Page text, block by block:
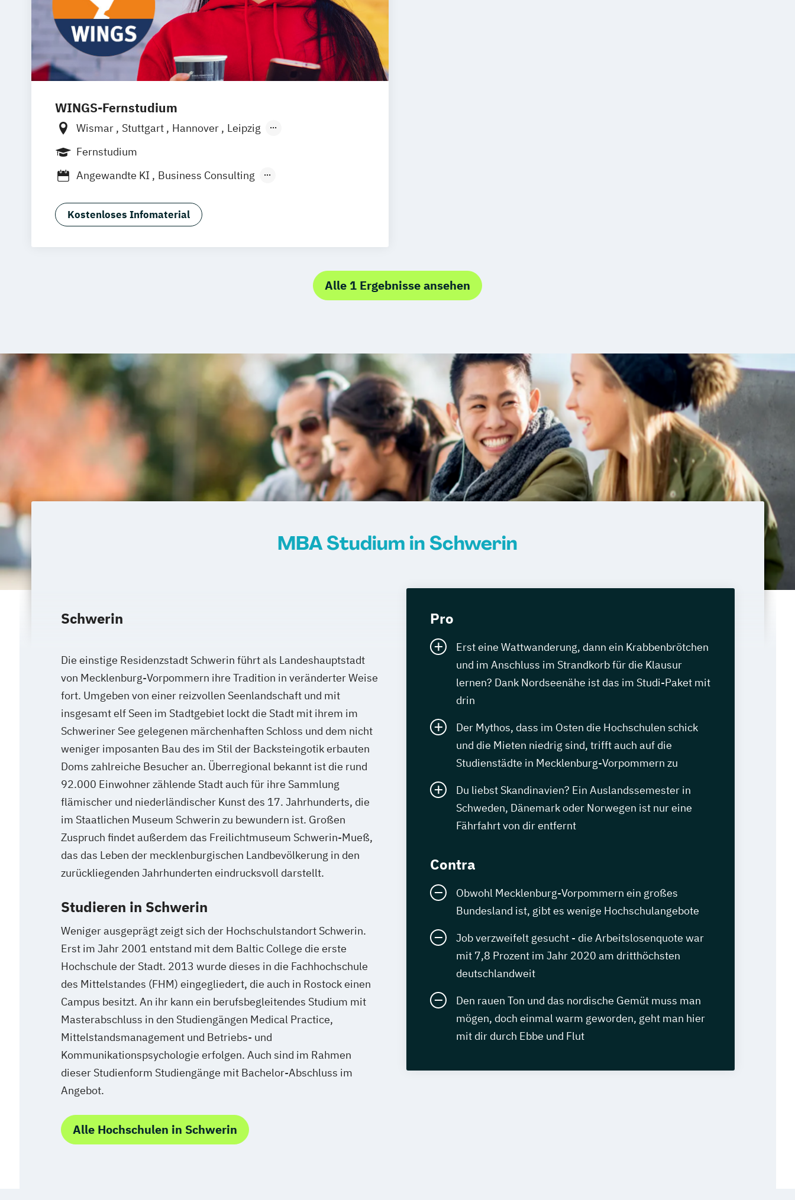
WINGS-Fernstudium
Wismar Stuttgart Hannover
Leipzig
Frankfurt am Main
Fernstudium
Angewandte KI
Business Consulting
Human Resource Management
International Logistics & Trade
Kostenloses Infomaterial
Alle 1 Ergebnisse ansehen
MBA Studium in Schwerin
Schwerin
Die einstige Residenzstadt Schwerin führt als Landeshauptstadt
von Mecklenburg-Vorpommern ihre Tradition in veränderter Weise
fort. Umgeben von einer reizvollen Seenlandschaft und mit
insgesamt elf Seen im Stadtgebiet lockt die Stadt mit ihrem im
Schweriner See gelegenen märchenhaften Schloss und dem nicht
weniger imposanten Bau des im Stil der Backsteingotik erbauten
Doms zahlreiche Besucher an. Überregional bekannt ist die rund
92.000 Einwohner zählende Stadt auch für ihre Sammlung
flämischer und niederländischer Kunst des 17. Jahrhunderts, die
im Staatlichen Museum Schwerin zu bewundern ist. Großen
Zuspruch findet außerdem das Freilichtmuseum Schwerin-Mueß,
das das Leben der mecklenburgischen Landbevölkerung in den
zurückliegenden Jahrhunderten eindrucksvoll darstellt.
Studieren in Schwerin
Weniger ausgeprägt zeigt sich der Hochschulstandort Schwerin.
Erst im Jahr 2001 entstand mit dem Baltic College die erste
Hochschule der Stadt. 2013 wurde dieses in die Fachhochschule
des Mittelstandes (FHM) eingegliedert, die auch in Rostock einen
Campus besitzt. An ihr kann ein berufsbegleitendes Studium mit
Masterabschluss in den Studiengängen Medical Practice,
Mittelstandsmanagement und Betriebs- und
Kommunikationspsychologie erfolgen. Auch sind im Rahmen
dieser Studienform Studiengänge mit Bachelor-Abschluss im
Angebot.
Alle Hochschulen in Schwerin
Pro
Erst eine Wattwanderung, dann ein Krabbenbrötchen
und im Anschluss im Strandkorb für die Klausur
lernen? Dank Nordseenähe ist das im Studi-Paket mit
drin
Der Mythos, dass im Osten die Hochschulen schick
und die Mieten niedrig sind, trifft auch auf die
Studienstädte in Mecklenburg-Vorpommern zu
Du liebst Skandinavien? Ein Auslandssemester in
Schweden, Dänemark oder Norwegen ist nur eine
Fährfahrt von dir entfernt
Contra
Obwohl Mecklenburg-Vorpommern ein großes
Bundesland ist, gibt es wenige Hochschulangebote
Job verzweifelt gesucht - die Arbeitslosenquote war
mit 7,8 Prozent im Jahr 2020 am dritthöchsten
deutschlandweit
Den rauen Ton und das nordische Gemüt muss man
mögen, doch einmal warm geworden, geht man hier
mit dir durch Ebbe und Flut